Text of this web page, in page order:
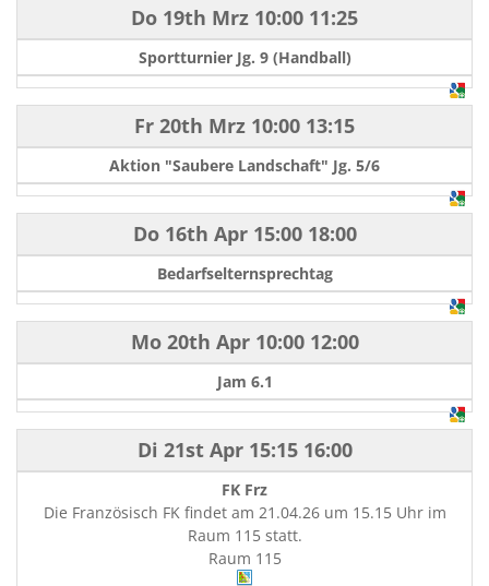
Do 19th Mrz 10:00 11:25
Sportturnier Jg. 9 (Handball)
Fr 20th Mrz 10:00 13:15
Aktion "Saubere Landschaft" Jg. 5/6
Do 16th Apr15:00 18:00
Bedarfselternsprechtag
Mo 20th Apr10:00 12:00
Jam 6.1
Di 21st Apr15:15 16:00
FK Frz
Die Französisch FK findet am 21.04.26 um 15.15 Uhr im
Raum 115 statt.
Raum 115